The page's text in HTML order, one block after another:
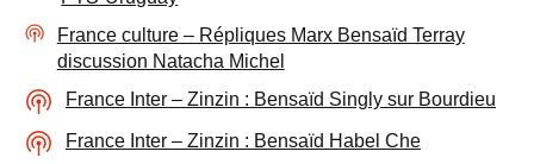
France culture – Répliques Marx Bensaïd Terray
discussion Natacha Michel
France Inter – Zinzin : Bensaïd Singly sur Bourdieu
France Inter – Zinzin : Bensaïd Habel Che